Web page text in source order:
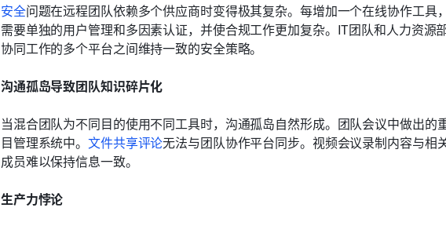
安全问题在远程团队依赖多个供应商时变得极其复杂。每增加一个在线协作工具
需要单独的用户管理和多因素认证，并使合规工作更加复杂。IT团队和人力资源
协同工作的多个平台之间维持一致的安全策略。
沟通孤岛导致团队知识碎片化
当混合团队为不同目的使用不同工具时，沟通孤岛自然形成。团队会议中做出的
目管理系统中。文件共享评论无法与团队协作平台同步。视频会议录制内容与相
成员难以保持信息一致。
生产力悖论